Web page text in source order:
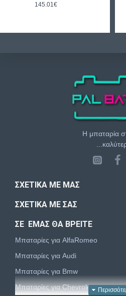
145.01€
Η μπαταρία
ΣΧΕΤΙΚΆ ΜΕ ΜΑΣ
ΣΧΕΤΙΚΆ ΜΕ ΣΑΣ
ΣΕ ΕΜΑΣ ΘΑ ΒΡΕΙΤΕ
Μπαταρίες για AlfaRomeo
Μπαταρίες για Audi
Μπαταρίες για Bmw
Μπαταρίες για Chevrolet